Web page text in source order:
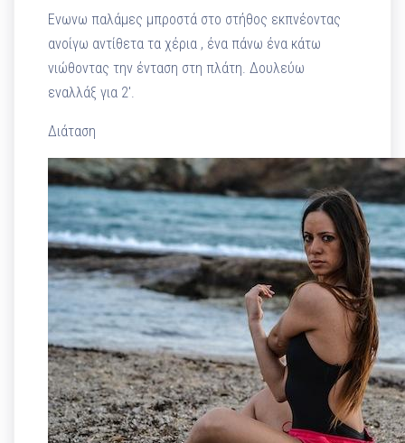
Ενωνω παλάμες μπροστά στο στήθος εκπνέοντας
ανοίγω αντίθετα τα χέρια , ένα πάνω ένα κάτω
νιώθοντας την ένταση στη πλάτη. Δουλεύω
εναλλάξ για 2′.
Διάταση